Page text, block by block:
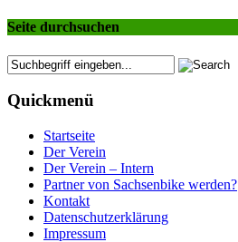
Seite durchsuchen
Quickmenü
Startseite
Der Verein
Der Verein – Intern
Partner von Sachsenbike werden?
Kontakt
Datenschutzerklärung
Impressum